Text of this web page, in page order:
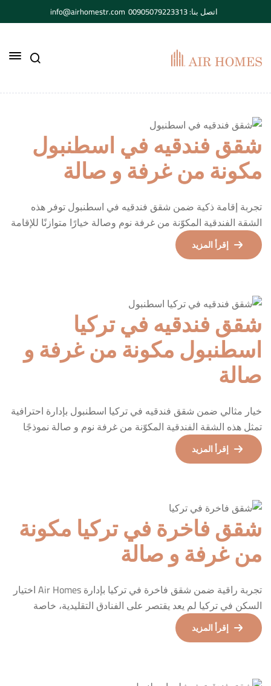
اتصل بنا: 00905079223313 info@airhomestr.com
شقق فندقيه في اسطنبول
مكونة من غرفة و صالة
تجربة إقامة ذكية ضمن شقق فندقيه في اسطنبول توفر هذه
الشقة الفندقية المكوّنة من غرفة نوم وصالة خيارًا متوازنًا للإقامة
في مدينة إسطنبول، حيث تجمع بين الخصوصية المنزلية
والخدمات العملية التي يبحث عنها الضيوف عند اختيار شقق
[…]
إقرأ المزيد
شقق فندقيه في تركيا
اسطنبول مكونة من غرفة و
صالة
خيار مثالي ضمن شقق فندقيه في تركيا اسطنبول بإدارة احترافية
تمثل هذه الشقة الفندقية المكوّنة من غرفة نوم و صالة نموذجًا
عمليًا و متوازنًا للإقامة الراقية التي يبحث عنها الزائر العربي في
مدينة إسطنبول. فهي تجمع بين الخصوصية ، الراحة ، والمستوى
إقرأ المزيد
شقق فاخرة في تركيا مكونة
من غرفة و صالة
تجربة راقية ضمن شقق فاخرة في تركيا بإدارة Air Homes اختيار
السكن في تركيا لم يعد يقتصر على الفنادق التقليدية، خاصة
بالنسبة للضيوف الباحثين عن الخصوصية، الراحة، والتجربة
الراقية. هذه الشقة الفاخرة المكوّنة من غرفة نوم وصالة واسعة
إقرأ المزيد